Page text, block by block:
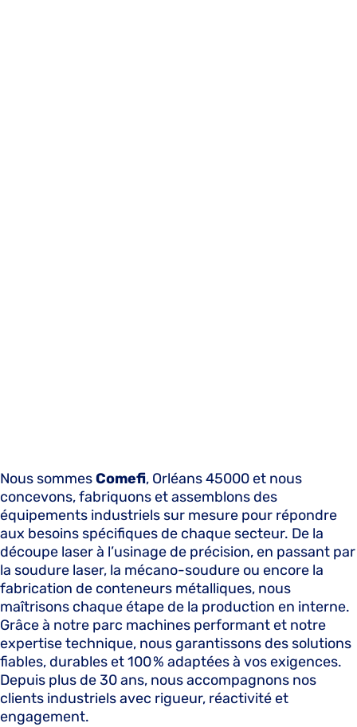
Nous sommesComefi, Orléans 45000 et nous
concevons, fabriquons et assemblons des
équipements industriels sur mesure pour répondre
aux besoins spécifiques de chaque secteur. De la
découpe laser à l’usinage de précision, en passant par
la soudure laser, la mécano-soudure ou encore la
fabrication de conteneurs métalliques, nous
maîtrisons chaque étape de la production en interne.
Grâce à notre parc machines performant et notre
expertise technique, nous garantissons des solutions
fiables, durables et 100 % adaptées à vos exigences.
Depuis plus de 30 ans, nous accompagnons nos
clients industriels avec rigueur, réactivité et
engagement.